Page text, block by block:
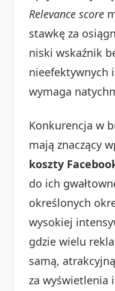
Relevance score
stawkę za
niski wskaźnik
nieefektywnych
wymaga
Konkurencja w
mają znaczący
koszty
do ich
określonych
wysokiej
gdzie wielu
samą,
za wyświetlenia